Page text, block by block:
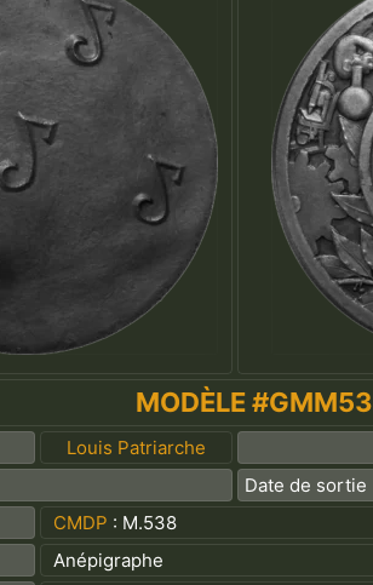
MODÈLE #GMM53
Louis Patriarche
Date de sortie
CMDP : M.538
Anépigraphe